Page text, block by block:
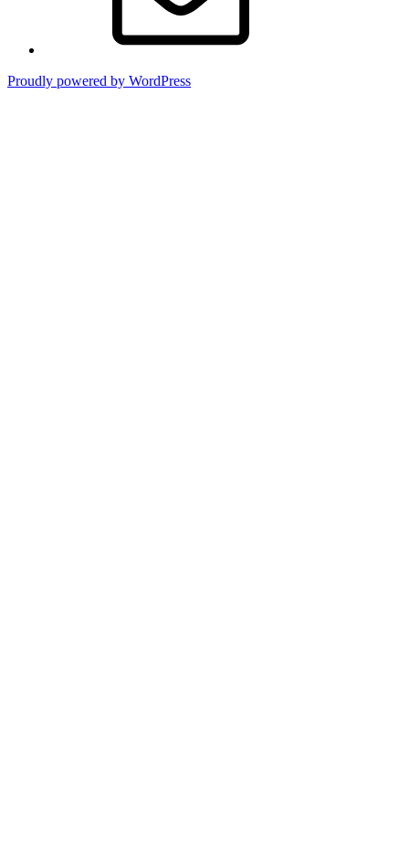
Proudly powered by WordPress